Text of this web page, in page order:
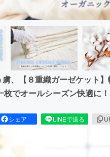
、【８重織ガーゼケット
枚でオールシーズン快適に
シェア LINEで送る